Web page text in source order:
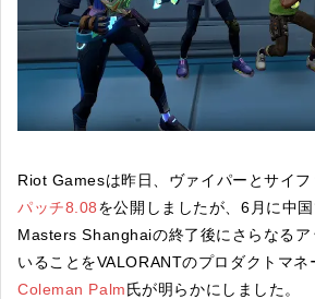
Riot Gamesは昨日、ヴァイパーとサイ
パッチ8.08を公開しましたが、6月に中
Masters Shanghaiの終了後にさらなるア
いることをVALORANTのプロダクトマネ
Coleman Palm氏が明らかにしました。